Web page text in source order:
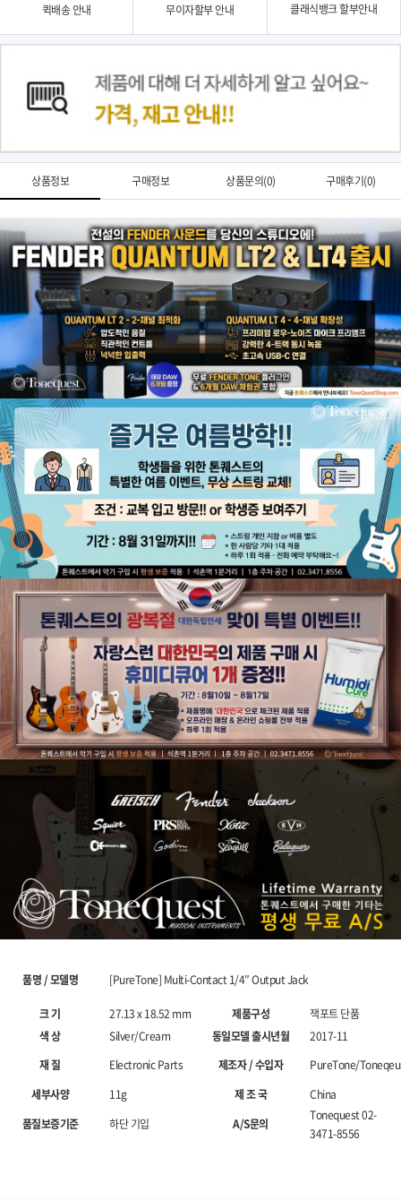
퀵배송 안내 무이자할부 안내 클래식뱅크 할부안내
상품정보 구매정보 상품문의(0) 구매후기(0)
품명 / 모델명 [PureTone] Multi-Contact 1/4″ Output Jack
크 기 27.13 x 18.52 mm 제품구성
잭포트 단품
색 상
Silver/Cream 동일모델 출시년월
2017-11
재 질
Electronic Parts 제조자 / 수입자
PureTone/
세부사양
11g 제 조 국
China
품질보증기준
하단 기입 A/S문의
Tonequest 02-
3471-8556